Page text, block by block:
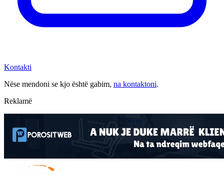
Kontakti
Nëse mendoni se kjo është gabim, na kontaktoni.
Reklamë